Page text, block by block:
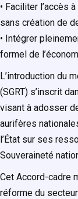
• Faciliter l’accès
sans création de
• Intégrer
formel de
L’introduction du
(SGRT) s’inscrit
visant à adosser
aurifères
l’État sur ses
Souveraineté
Cet Accord-cadre
réforme du